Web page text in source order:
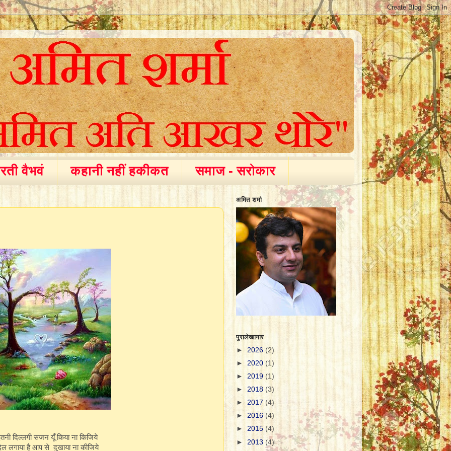
वैभवं कहानी नहीं हकीकत समाज - सरोकार
दिल्लगी सजन यूँ किया ना किजिये
लगाया है आप से दुखाया ना कीजिये
अमित शर्मा
पुरालेखागार
► 2026 (2)
► 2020 (1)
► 2019 (1)
► 2018 (3)
► 2017 (4)
► 2016 (4)
► 2015 (4)
► 2013 (4)